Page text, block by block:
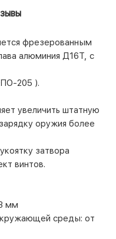
фрезерованным
алюминия Д16Т, с
205 ).
увеличить штатную
оружия более
затвора
винтов.
мм
среды: от